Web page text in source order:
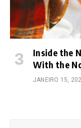
Inside the
With the
JANEIRO 15,